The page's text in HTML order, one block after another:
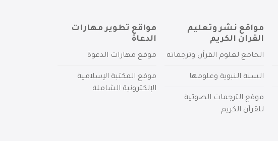
مواقع نشر وتعليم
القرآن الكريم
الجامع لعلوم القرآن وترجماته
السنة النبوية وعلومها
موقع الترجمات الصوتية
للقرآن الكريم
مواقع تطوير مهارات
الدعاة
موقع مهارات الدعوة
موقع المكتبة الإسلامية
الإلكترونية الشاملة